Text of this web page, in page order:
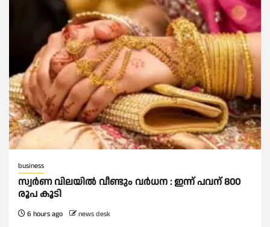
business
സ്വർണ വിലയില്‍ വീണ്ടും വർധന : ഇന്ന് പവന് 800
രൂപ കൂടി
6 hours ago news desk